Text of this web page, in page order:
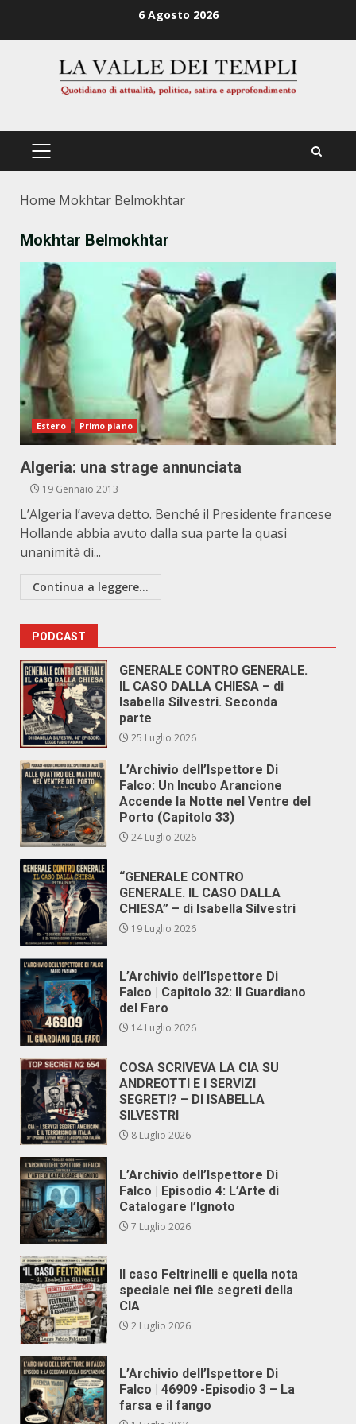
6 Agosto 2026
PRIMÄRES
Home Mokhtar Belmokhtar
Mokhtar Belmokhtar
Estero Primo piano
Algeria: una strage annunciata
19 Gennaio 2013
L’Algeria l’aveva detto. Benché il Presidente francese
Hollande abbia avuto dalla sua parte la quasi
unanimità di...
Continua a leggere...
PODCAST
GENERALE CONTRO GENERALE.
IL CASO DALLA CHIESA – di
Isabella Silvestri. Seconda
parte
25 Luglio 2026
L’Archivio dell’Ispettore Di
Falco: Un Incubo Arancione
Accende la Notte nel Ventre del
Porto (Capitolo 33)
24 Luglio 2026
“GENERALE CONTRO
GENERALE. IL CASO DALLA
CHIESA” – di Isabella Silvestri
19 Luglio 2026
L’Archivio dell’Ispettore Di
Falco | Capitolo 32: Il Guardiano
del Faro
14 Luglio 2026
COSA SCRIVEVA LA CIA SU
ANDREOTTI E I SERVIZI
SEGRETI? – DI ISABELLA
SILVESTRI
8 Luglio 2026
L’Archivio dell’Ispettore Di
Falco | Episodio 4: L’Arte di
Catalogare l’Ignoto
7 Luglio 2026
Il caso Feltrinelli e quella nota
speciale nei file segreti della
CIA
2 Luglio 2026
L’Archivio dell’Ispettore Di
Falco | 46909 -Episodio 3 – La
farsa e il fango